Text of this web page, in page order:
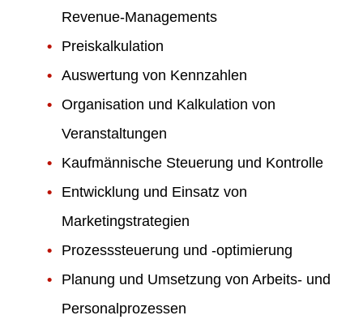
Revenue-Managements
Preiskalkulation
Auswertung von Kennzahlen
Organisation und Kalkulation von
Veranstaltungen
Kaufmännische Steuerung und Kontrolle
Entwicklung und Einsatz von
Marketingstrategien
Prozesssteuerung und -optimierung
Planung und Umsetzung von Arbeits- und
Personalprozessen